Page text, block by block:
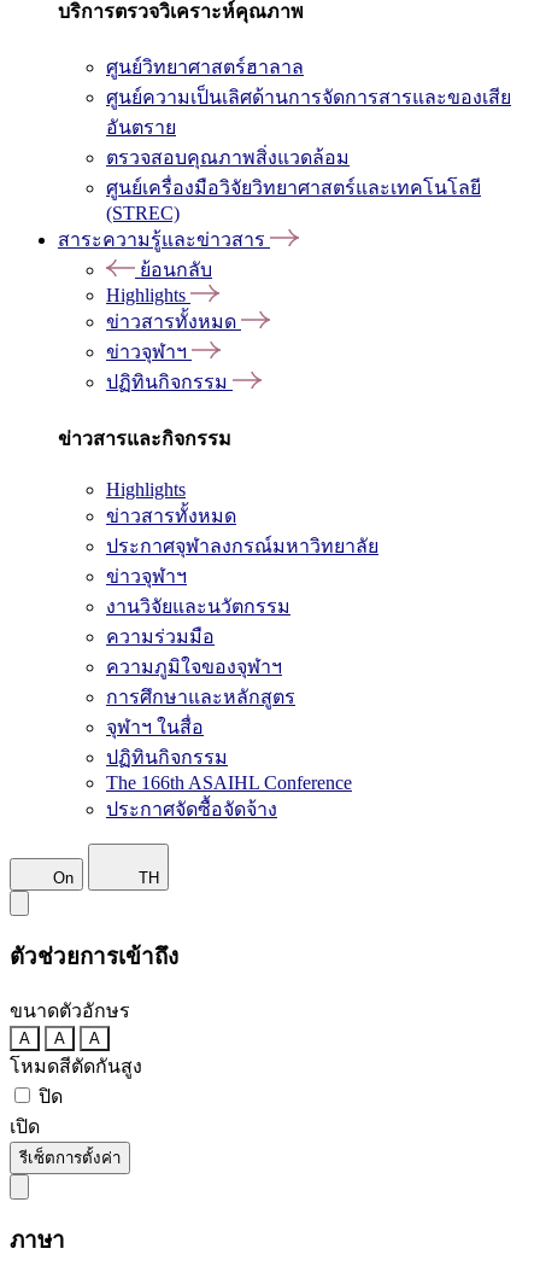
บริการตรวจวิเคราะห์คุณภาพ
ศูนย์วิทยาศาสตร์ฮาลาล
ศูนย์ความเป็นเลิศด้านการจัดการสารและของเสีย
อันตราย
ตรวจสอบคุณภาพสิ่งแวดล้อม
ศูนย์เครื่องมือวิจัยวิทยาศาสตร์และเทคโนโลยี
(STREC)
สาระความรู้และข่าวสาร
ย้อนกลับ
Highlights
ข่าวสารทั้งหมด
ข่าวจุฬาฯ
ปฏิทินกิจกรรม
ข่าวสารและกิจกรรม
Highlights
ข่าวสารทั้งหมด
ประกาศจุฬาลงกรณ์มหาวิทยาลัย
ข่าวจุฬาฯ
งานวิจัยและนวัตกรรม
ความร่วมมือ
ความภูมิใจของจุฬาฯ
การศึกษาและหลักสูตร
จุฬาฯ ในสื่อ
ปฏิทินกิจกรรม
The 166th ASAIHL Conference
ประกาศจัดซื้อจัดจ้าง
On TH
ตัวช่วยการเข้าถึง
ขนาดตัวอักษร
A A A
โหมดสีตัดกันสูง
ปิด
เปิด
รีเซ็ตการตั้งค่า
ภาษา